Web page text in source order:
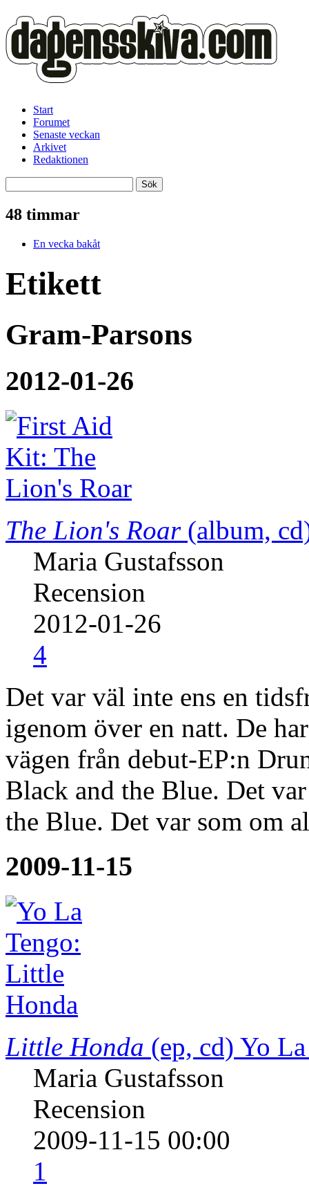
Start
Forumet
Senaste veckan
Arkivet
Redaktionen
48 timmar
En vecka bakåt
Etikett
Gram-Parsons
2012-01-26
The Lion's Roar(album,
Maria Gustafsson
Recension
2012-01-26
4
Det var väl inte ens en
igenom över en natt. De
vägen från debut-EP:n
Black and the Blue. Det
the Blue. Det var som om
2009-11-15
Little Honda (ep, cd) Yo
Maria Gustafsson
Recension
2009-11-15 00:00
1